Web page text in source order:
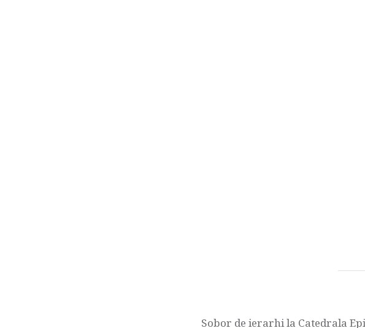
Sobor de ierarhi la Catedrala